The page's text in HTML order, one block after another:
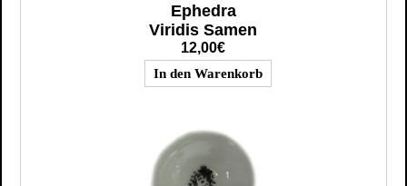
Ephedra
Viridis Samen
12,00€